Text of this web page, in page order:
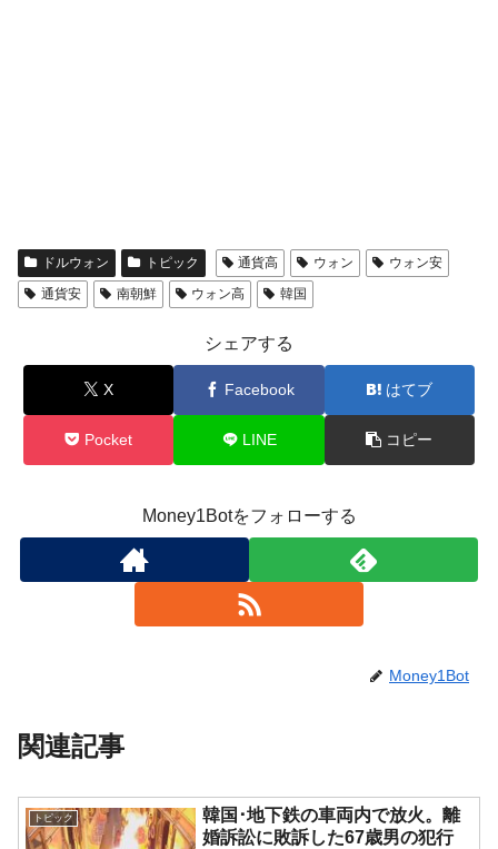
ドルウォン トピック 通貨高 ウォン
ウォン安
通貨安
南朝鮮 ウォン高 韓国
シェアする
X Facebook はてブ
Pocket LINE コピー
Money1Botをフォローする
Money1Bot
関連記事
トピック
韓国･地下鉄の車両内で放火。離
婚訴訟に敗訴した67歳男の犯行